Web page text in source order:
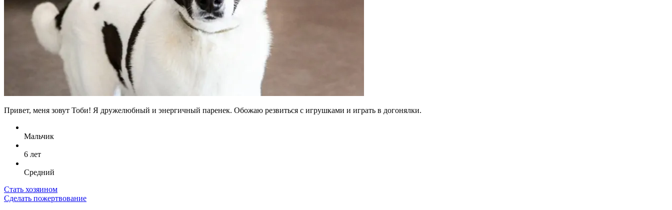
Привет, меня зовут Тоби! Я дружелюбный и энергичный паренек. Обожаю резвиться с игрушками и играть в догонялки.
Мальчик
6 лет
Средний
Стать хозяином
Сделать пожертвование